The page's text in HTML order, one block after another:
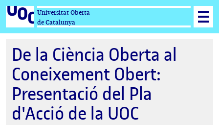
Universitat Oberta
de Catalunya
De la Ciència Oberta al
Coneixement Obert:
Presentació del Pla
d'Acció de la UOC